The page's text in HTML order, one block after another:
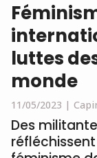
luttes
monde
11/05/2023 |
Des